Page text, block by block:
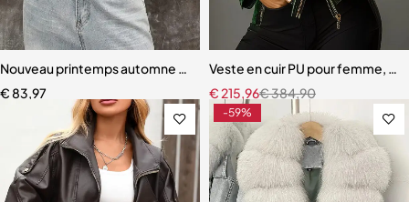
Nouveau printemps automne femmes courte fermeture éclair
€ 83,97
Veste en cuir PU pour femme,
€384,90
€215,96
-59%